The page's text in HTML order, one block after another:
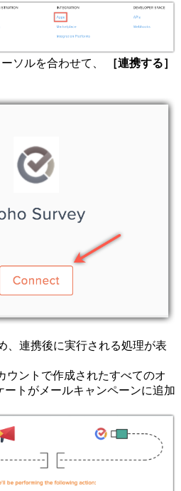
ーソルを合わせて、
［連携する］
、連携後に実行される処理が表
ウントで作成されたすべてのオ
ートがメールキャンペーンに追加